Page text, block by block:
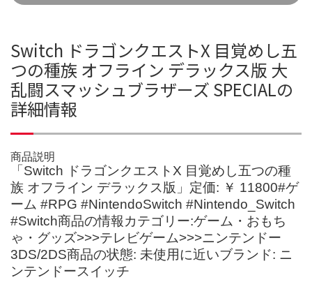
Switch ドラゴンクエストX 目覚めし五
つの種族 オフライン デラックス版 大
乱闘スマッシュブラザーズ SPECIALの
詳細情報
商品説明
「Switch ドラゴンクエストX 目覚めし五つの種
族 オフライン デラックス版」定価: ￥ 11800#ゲ
ーム #RPG #NintendoSwitch #Nintendo_Switch
#Switch商品の情報カテゴリー:ゲーム・おもち
ゃ・グッズ>>>テレビゲーム>>>ニンテンドー
3DS/2DS商品の状態: 未使用に近いブランド: ニ
ンテンドースイッチ